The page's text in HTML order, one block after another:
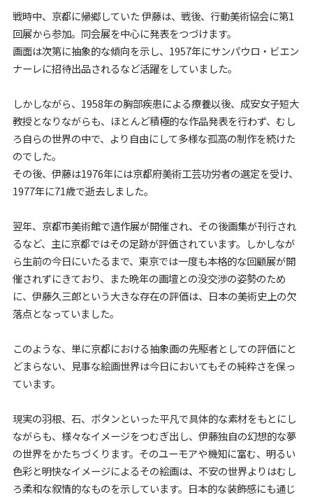
戦時中、京都に帰郷していた 伊藤は、戦後、行動美術協会に第1
回展から参加。同会展を中心に発表をつづけます。
画面は次第に抽象的な傾向を示し、1957年にサンパウロ・ビエン
ナーレに招待出品されるなど活躍をしていました。
しかしながら、1958年の胸部疾患による療養以後、成安女子短大
教授となりながらも、ほとんど積極的な作品発表を行わず、むし
ろ自らの世界の中で、より自由にして多様な孤高の制作を続けた
のでした。
その後、伊藤は1976年には京都府美術工芸功労者の選定を受け、
1977年に71歳で逝去しました。
翌年、京都市美術館で遺作展が開催され、その後画集が刊行され
るなど、主に京都ではその足跡が評価されています。しかしなが
ら生前の今日にいたるまで、東京では一度も本格的な回顧展が開
催されずにきており、また晩年の画壇との没交渉の姿勢のため
に、伊藤久三郎という大きな存在の評価は、日本の美術史上の欠
落点となっていました。
このような、単に京都における抽象画の先駆者としての評価にと
どまらない、見事な絵画世界は今日においてもその純粋さを保っ
ています。
現実の羽根、石、ボタンといった平凡で具体的な素材をもとにし
ながらも、様々なイメージをつむぎ出し、伊藤独自の幻想的な夢
の世界をかたちづくります。そのユーモアや機知に富む、明るい
色彩と明快なイメージによるその絵画は、不安の世界よりはむし
ろ柔和な叙情的なものを示しています。日本的な装飾感にも通じ